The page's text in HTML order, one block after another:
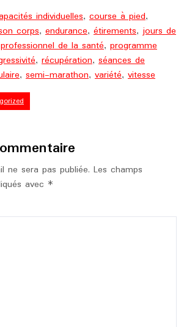
individuelles, course à pied,
corps, endurance, étirements,jours de
professionnel de la santé, programme
, récupération, séances de
, semi-marathon, variété, vitesse
ne sera pas publiée. Les champs
avec *